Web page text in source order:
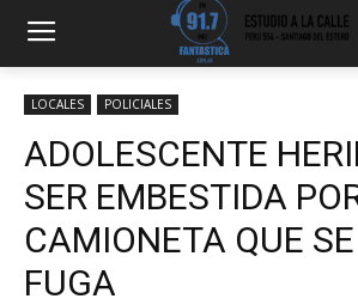
LOCALES POLICIALES
ADOLESCENTE
SER EMBESTIDA
CAMIONETA QUE
FUGA